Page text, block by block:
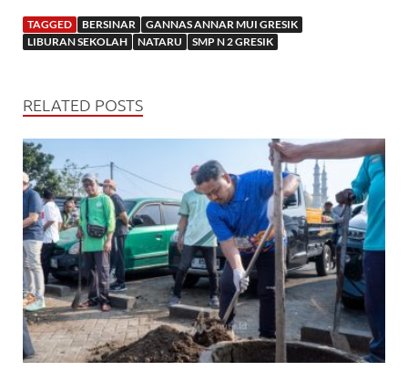
TAGGED BERSINAR
GANNAS ANNAR MUI GRESIK
LIBURAN SEKOLAH
NATARU SMP N 2 GRESIK
RELATED POSTS